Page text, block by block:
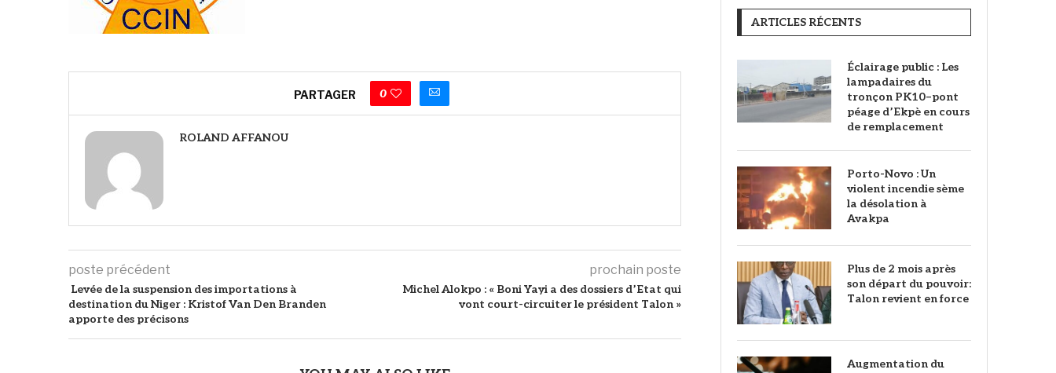
PARTAGER 0
ROLAND AFFANOU
poste précédent
Levée de la suspension des importations à
destination du Niger : Kristof Van Den Branden
apporte des précisons
prochain poste
Michel Alokpo : « Boni Yayi a des dossiers d’Etat qui
vont court-circuiter le président Talon »
ARTICLES RÉCENTS
‎Éclairage public : Les
lampadaires du
tronçon PK10–pont
péage d’Ekpè en cours
de remplacement
Porto-Novo : Un
violent incendie sème
la désolation à
Avakpa
Plus de 2 mois après
son départ du pouvoir:
Talon revient en force
Augmentation du